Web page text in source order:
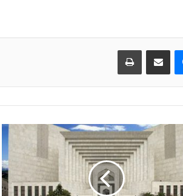
حصيداري ڪريو اي ميل ذريعي